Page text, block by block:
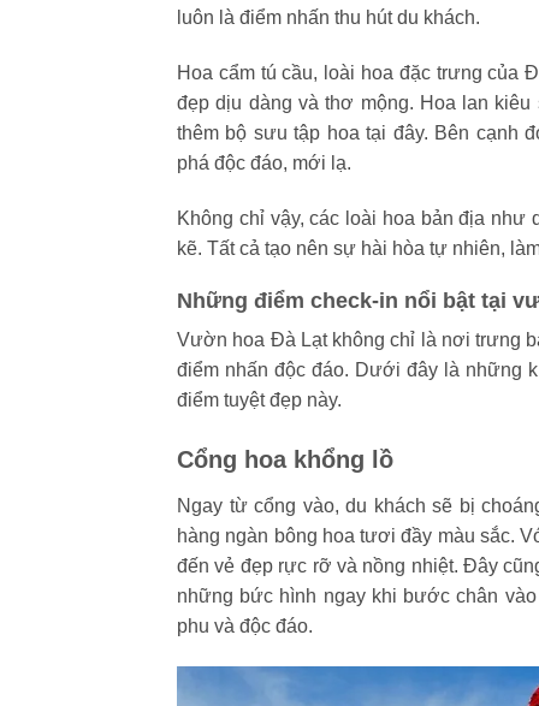
luôn là điểm nhấn thu hút du khách.
Hoa cẩm tú cầu, loài hoa đặc trưng của
đẹp dịu dàng và thơ mộng. Hoa lan
thêm bộ sưu tập hoa tại đây. Bên cạnh
phá độc đáo, mới lạ.
Không chỉ vậy, các loài hoa bản địa như
kẽ. Tất cả tạo nên sự hài hòa tự nhiên,
Những điểm check-in nổi bật tại
Vườn hoa Đà Lạt không chỉ là nơi trưng
điểm nhấn độc đáo. Dưới đây là những
điểm tuyệt đẹp này.
Cổng hoa khổng lồ
Ngay từ cổng vào, du khách sẽ bị
hàng ngàn bông hoa tươi đầy màu sắc.
đến vẻ đẹp rực rỡ và nồng nhiệt. Đây
những bức hình ngay khi bước chân
phu và độc đáo.